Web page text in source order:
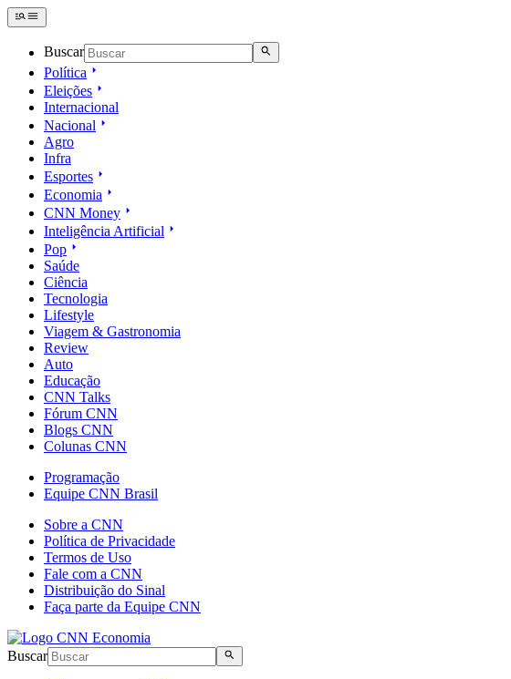
Buscar
Política
Eleições
Internacional
Nacional
Agro
Infra
Esportes
Economia
CNN Money
Inteligência Artificial
Pop
Saúde
Ciência
Tecnologia
Lifestyle
Viagem & Gastronomia
Review
Auto
Educação
CNN Talks
Fórum CNN
Blogs CNN
Colunas CNN
Programação
Equipe CNN Brasil
Sobre a CNN
Política de Privacidade
Termos de Uso
Fale com a CNN
Distribuição do Sinal
Faça parte da Equipe CNN
Buscar